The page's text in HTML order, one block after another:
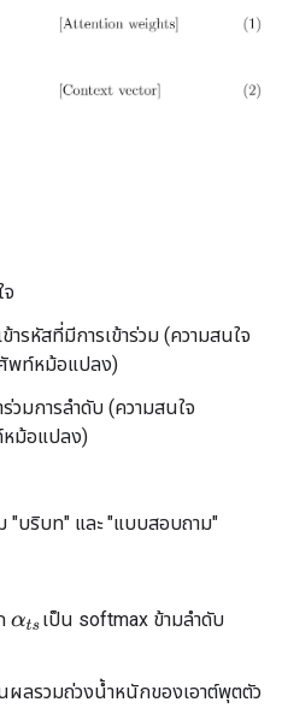
ารหัสที่มีการเข้าร่วม (ความสนใจ
พท์หม้อแปลง)
วมการลำดับ (ความสนใจ
ม้อแปลง)
"บริบท" และ "แบบสอบถาม"
αts เป็น softmax ข้ามลำดับ
ผลรวมถ่วงน้ำหนักของเอาต์พุตตัว